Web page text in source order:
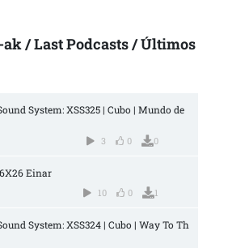
/ Last Podcasts / Últimos
System: XSS325 | Cubo | Mundo de
3 0 0
Einar
10 0 1
System: XSS324 | Cubo | Way To Th